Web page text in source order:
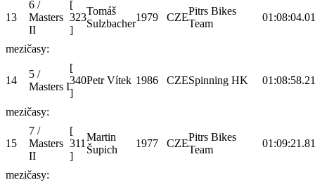
13
6 /
Masters
II
[
323
]
Tomáš
Sulzbacher
1979 CZE
Pitrs Bikes
Team
01:08:04.0
mezičasy:
14
5 /
Masters I
[
340
]
Petr Vítek 1986 CZESpinning HK 01:08:58.2
mezičasy:
15
7 /
Masters
II
[
311
]
Martin
Šupich
1977 CZE
Pitrs Bikes
Team
01:09:21.8
mezičasy: